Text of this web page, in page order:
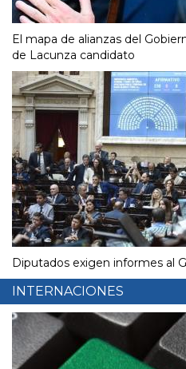
El mapa de alianzas del
de Lacunza candidato
Diputados exigen informes al
INTERNACIONES